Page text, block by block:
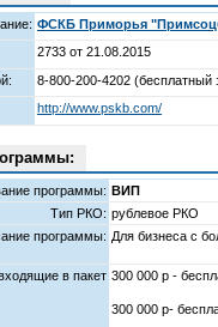
ФСКБ Приморья
2733 от 21.08.2015
8-800-200-4202 (бесплатный
http://www.pskb.com/
программы: ВИП
Тип РКО: рублевое РКО
программы: Для бизнеса с
в пакет 300 000 р -
300 000 р-